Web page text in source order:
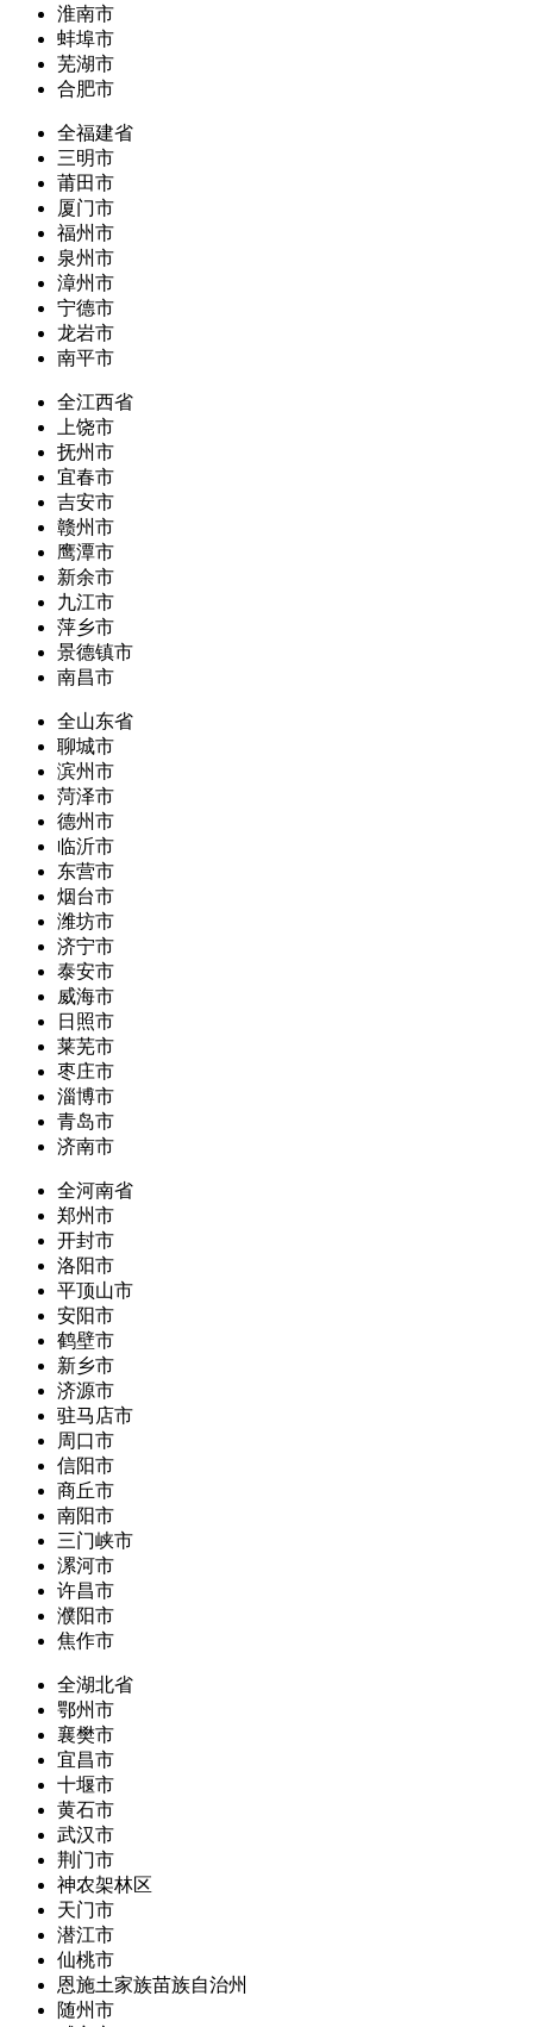
淮南市
蚌埠市
芜湖市
合肥市
全福建省
三明市
莆田市
厦门市
福州市
泉州市
漳州市
宁德市
龙岩市
南平市
全江西省
上饶市
抚州市
宜春市
吉安市
赣州市
鹰潭市
新余市
九江市
萍乡市
景德镇市
南昌市
全山东省
聊城市
滨州市
菏泽市
德州市
临沂市
东营市
烟台市
潍坊市
济宁市
泰安市
威海市
日照市
莱芜市
枣庄市
淄博市
青岛市
济南市
全河南省
郑州市
开封市
洛阳市
平顶山市
安阳市
鹤壁市
新乡市
济源市
驻马店市
周口市
信阳市
商丘市
南阳市
三门峡市
漯河市
许昌市
濮阳市
焦作市
全湖北省
鄂州市
襄樊市
宜昌市
十堰市
黄石市
武汉市
荆门市
神农架林区
天门市
潜江市
仙桃市
恩施土家族苗族自治州
随州市